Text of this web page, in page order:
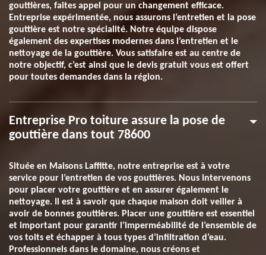
gouttières, faites appel pour un changement efficace.
Entreprise expérimentée, nous assurons l’entretien et la pose
gouttière est notre spécialité. Notre équipe dispose
également des expertises modernes dans l’entretien et le
nettoyage de la gouttière. Vous satisfaire est au centre de
notre objectif, c’est ainsi que le devis gratuit vous est offert
pour toutes demandes dans la région.
Entreprise Pro toiture assure la pose de
gouttière dans tout 78600
Située en Maisons Laffitte, notre entreprise est à votre
service pour l’entretien de vos gouttières. Nous intervenons
pour placer votre gouttière et en assurer également le
nettoyage. Il est à savoir que chaque maison doit veiller à
avoir de bonnes gouttières. Placer une gouttière est essentiel
et important pour garantir l’imperméabilité de l’ensemble de
vos toits et échapper à tous types d’infiltration d’eau.
Professionnels dans le domaine, nous créons et